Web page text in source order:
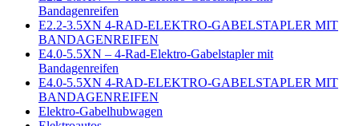
Bandagenreifen
E2.2-3.5XN 4-RAD-ELEKTRO-GABELSTAPLER MIT
BANDAGENREIFEN
E4.0-5.5XN – 4-Rad-Elektro-Gabelstapler mit
Bandagenreifen
E4.0-5.5XN 4-RAD-ELEKTRO-GABELSTAPLER MIT
BANDAGENREIFEN
Elektro-Gabelhubwagen